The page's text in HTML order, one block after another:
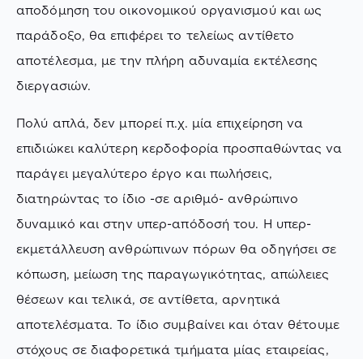
αποδόμηση του οικονομικού οργανισμού και ως
παράδοξο, θα επιφέρει το τελείως αντίθετο
αποτέλεσμα, με την πλήρη αδυναμία εκτέλεσης
διεργασιών.
Πολύ απλά, δεν μπορεί π.χ. μία επιχείρηση να
επιδιώκει καλύτερη κερδοφορία προσπαθώντας να
παράγει μεγαλύτερο έργο και πωλήσεις,
διατηρώντας το ίδιο -σε αριθμό- ανθρώπινο
δυναμικό και στην υπερ-απόδοσή του. Η υπερ-
εκμετάλλευση ανθρώπινων πόρων θα οδηγήσει σε
κόπωση, μείωση της παραγωγικότητας, απώλειες
θέσεων και τελικά, σε αντίθετα, αρνητικά
αποτελέσματα. Το ίδιο συμβαίνει και όταν θέτουμε
στόχους σε διαφορετικά τμήματα μίας εταιρείας,